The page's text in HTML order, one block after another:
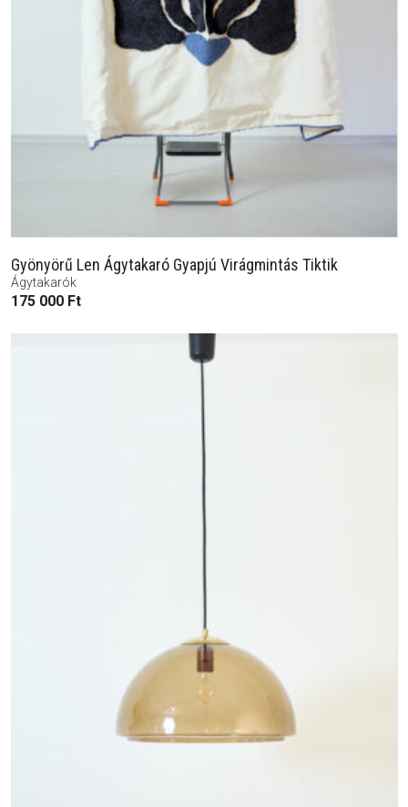
Gyönyörű Len Ágytakaró Gyapjú Virágmintás Tiktik
Ágytakarók
175 000 Ft